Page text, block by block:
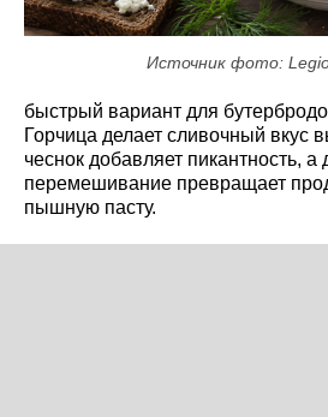
Источник фото:
быстрый вариант для
Горчица делает сливочный вкус
чеснок добавляет пикантность, а
перемешивание превращает
пышную пасту.